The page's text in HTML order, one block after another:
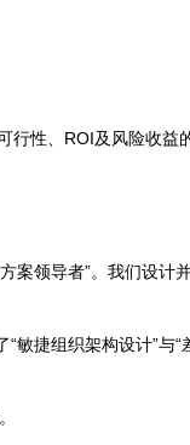
性、ROI及风险收益
案领导者”。我们设
“敏捷组织架构设计”